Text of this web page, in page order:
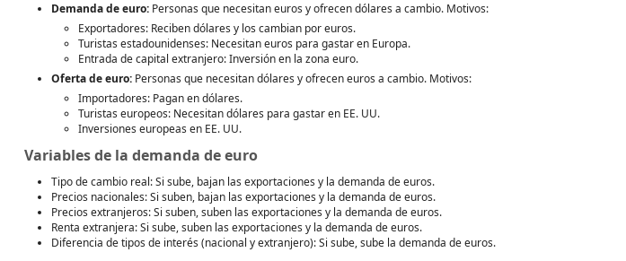
Demanda de euro: Personas que necesitan euros y ofrecen dólares a cambio. Motivos:
Exportadores: Reciben dólares y los cambian por euros.
Turistas estadounidenses: Necesitan euros para gastar en Europa.
Entrada de capital extranjero: Inversión en la zona euro.
Oferta de euro: Personas que necesitan dólares y ofrecen euros a cambio. Motivos:
Importadores: Pagan en dólares.
Turistas europeos: Necesitan dólares para gastar en EE. UU.
Inversiones europeas en EE. UU.
Variables de la demanda de euro
Tipo de cambio real: Si sube, bajan las exportaciones y la demanda de euros.
Precios nacionales: Si suben, bajan las exportaciones y la demanda de euros.
Precios extranjeros: Si suben, suben las exportaciones y la demanda de euros.
Renta extranjera: Si sube, suben las exportaciones y la demanda de euros.
Diferencia de tipos de interés (nacional y extranjero): Si sube, sube la demanda de euros.